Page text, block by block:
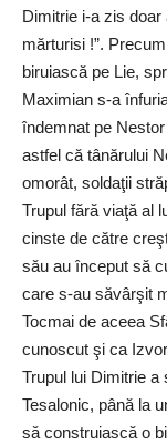
Dimitrie i-a zis doar
mărturisi !”.
biruiască pe Lie,
Maximian s-a
îndemnat pe
astfel că tânărului
omorât, soldaţii
Trupul fără viaţă al
cinste de către
său au început să
care s-au săvârşit
Tocmai de aceea
cunoscut şi ca
Trupul lui Dimitrie
Tesalonic, până la
să construiască o